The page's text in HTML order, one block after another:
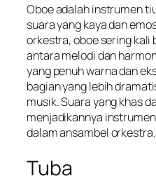
Oboe adalah instrumen
suara yang kaya dan
orkestra, oboe sering kali
antara melodi dan
yang penuh warna dan
bagian yang lebih
musik. Suara yang khas
menjadikannya
dalam ansambel orkestra.
Tuba